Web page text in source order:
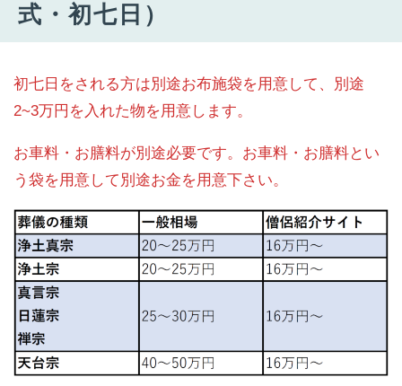
式・初七日）
初七日をされる方は別途お布施袋を用意して、別途
2~3万円を入れた物を用意します。
お車料・お膳料が別途必要です。お車料・お膳料とい
う袋を用意して別途お金を用意下さい。